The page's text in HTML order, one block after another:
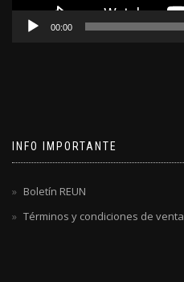
00:00
INFO IMPORTANTE
Boletín REUN
Términos y condiciones de venta